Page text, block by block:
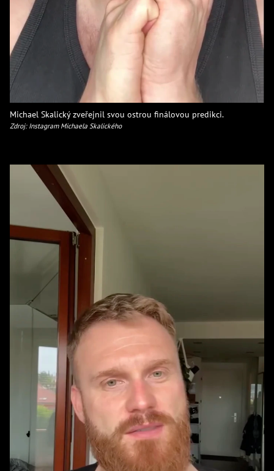
Michael Skalický zveřejnil svou ostrou finálovou predikci.
Zdroj: Instagram Michaela Skalického